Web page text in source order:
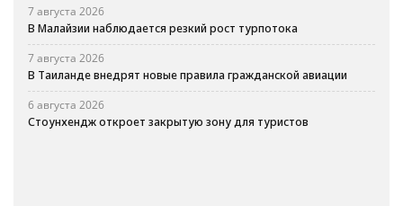
7 августа 2026
В Малайзии наблюдается резкий рост турпотока
7 августа 2026
В Таиланде внедрят новые правила гражданской авиации
6 августа 2026
Стоунхендж откроет закрытую зону для туристов